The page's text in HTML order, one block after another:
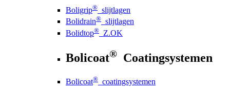
Boligrip® slijtlagen
Bolidrain® slijtlagen
Bolidtop® Z.OK
Bolicoat® Coatingsystemen
Bolicoat® coatingsystemen